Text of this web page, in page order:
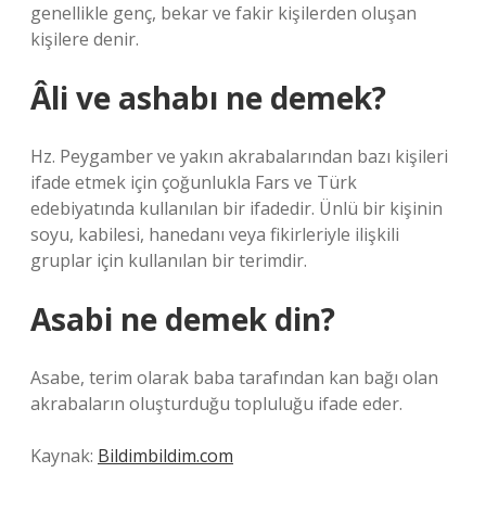
genellikle genç, bekar ve fakir kişilerden oluşan
kişilere denir.
Âli ve ashabı ne demek?
Hz. Peygamber ve yakın akrabalarından bazı kişileri
ifade etmek için çoğunlukla Fars ve Türk
edebiyatında kullanılan bir ifadedir. Ünlü bir kişinin
soyu, kabilesi, hanedanı veya fikirleriyle ilişkili
gruplar için kullanılan bir terimdir.
Asabi ne demek din?
Asabe, terim olarak baba tarafından kan bağı olan
akrabaların oluşturduğu topluluğu ifade eder.
Kaynak: Bildimbildim.com